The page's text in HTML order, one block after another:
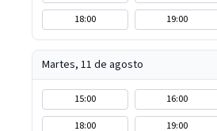
18:00
19:00
Martes, 11 de agosto
15:00 16:00
18:00
19:00